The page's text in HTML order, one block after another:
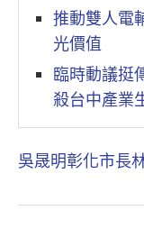
推動雙人電
光價值
臨時動議挺
殺台中產業
吳晟明彰化市長